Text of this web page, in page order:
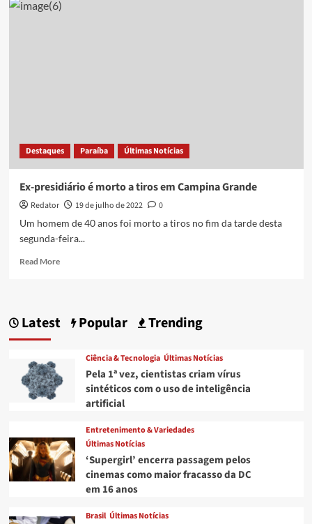
assassinado
Destaques Paraíba Últimas Notícias
Ex-presidiário é morto a tiros em Campina Grande
Redator 19 de julho de 2022
0
Um homem de 40 anos foi morto a tiros no fim da tarde desta
segunda-feira...
Read MoreRead
é
em
Campina
Grande
Latest Popular Trending
Ciência & Tecnologia Últimas Notícias
Pela 1ª vez, cientistas criam vírus
sintéticos com o uso de inteligência
artificial
Entretenimento & Variedades
Últimas Notícias
‘Supergirl’ encerra passagem pelos
cinemas como maior fracasso da DC
em 16 anos
Brasil Últimas Notícias